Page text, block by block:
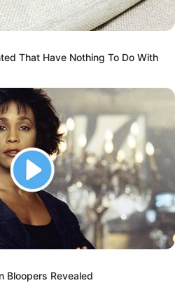
a Tisza-kormány hivatalba
szerint a gazdasági és
szereplők kezébe került,
Magyarországra.
és a bankárokat
Viktor azt is
szerinte a Soros-hálózat
That Have Nothing To Do With
Bloopers Revealed